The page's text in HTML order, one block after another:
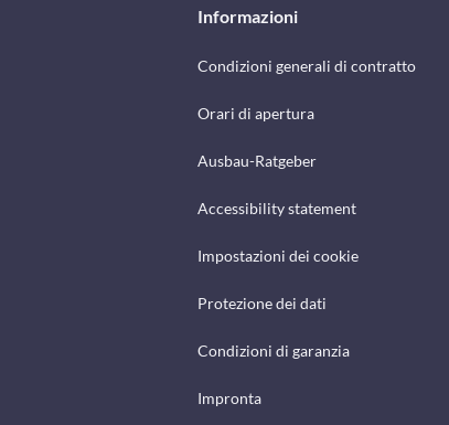
Informazioni
Condizioni generali di contratto
Orari di apertura
Ausbau-Ratgeber
Accessibility statement
Impostazioni dei cookie
Protezione dei dati
Condizioni di garanzia
Impronta